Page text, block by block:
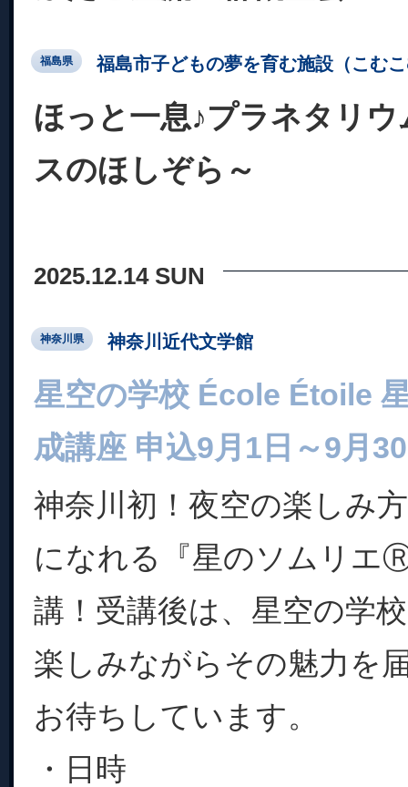
福島県 福島市子どもの夢を育む施設（こむ
ほっと一息♪プラネタリ
スのほしぞら～
2025.12.14 SUN
神奈川県 神奈川近代文学館
星空の学校 École Étoile
成講座 申込9月1日～9月
神奈川初！夜空の楽しみ
になれる『星のソムリエ
講！受講後は、星空の学
楽しみながらその魅力を
お待ちしています。
・日時